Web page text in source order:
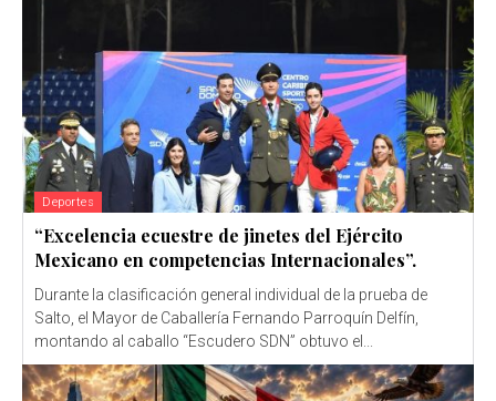
Deportes
“Excelencia ecuestre de jinetes del Ejército
Mexicano en competencias Internacionales”.
Durante la clasificación general individual de la prueba de
Salto, el Mayor de Caballería Fernando Parroquín Delfín,
montando al caballo “Escudero SDN” obtuvo el...